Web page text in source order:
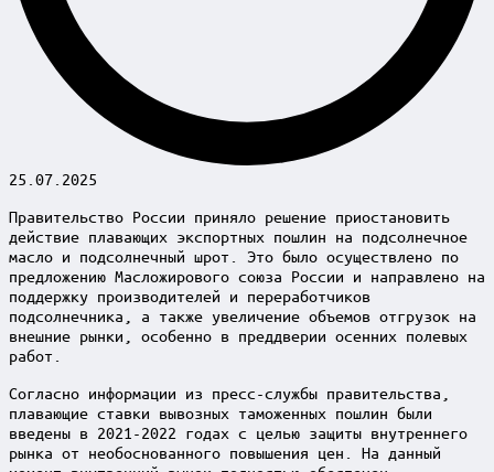
25.07.2025
Правительство России приняло решение приостановить
действие плавающих экспортных пошлин на подсолнечное
масло и подсолнечный шрот. Это было осуществлено по
предложению Масложирового союза России и направлено на
поддержку производителей и переработчиков
подсолнечника, а также увеличение объемов отгрузок на
внешние рынки, особенно в преддверии осенних полевых
работ.
Согласно информации из пресс-службы правительства,
плавающие ставки вывозных таможенных пошлин были
введены в 2021-2022 годах с целью защиты внутреннего
рынка от необоснованного повышения цен. На данный